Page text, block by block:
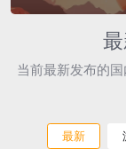
当前最新发布的
最新